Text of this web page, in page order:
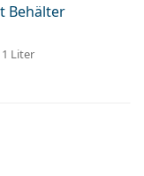
Behälter
Liter